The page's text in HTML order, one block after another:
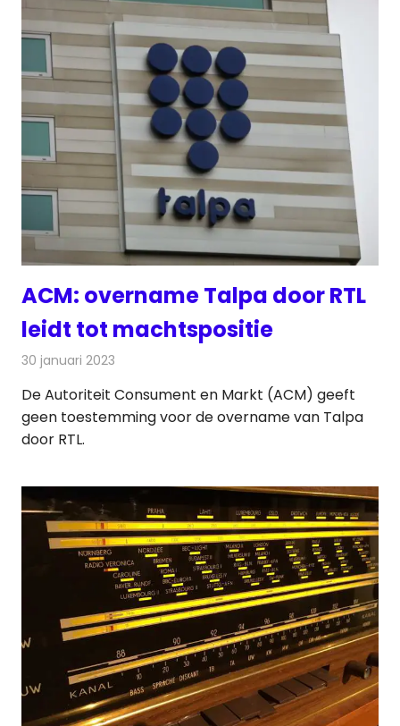
ACM: overname Talpa door RTL
leidt tot machtspositie
30 januari 2023
De Autoriteit Consument en Markt (ACM) geeft
geen toestemming voor de overname van Talpa
door RTL.